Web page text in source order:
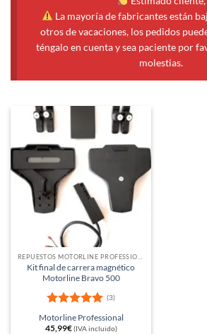
La mayoría de fabricantes están
otros de vacaciones, los pedidos
téngalo en cuenta y sea paciente por
molestias.
Kit final de carrera magnético
Motorline Bravo 500
Valorado
con5de 5
(3)
Motorline Professional
45,99€ (IVA incluido)